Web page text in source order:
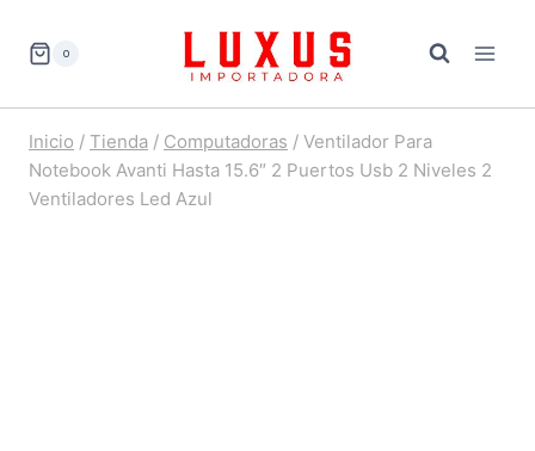
0
Inicio / Tienda / Computadoras / Ventilador Para
Notebook Avanti Hasta 15.6″ 2 Puertos Usb 2 Niveles 2
Ventiladores Led Azul